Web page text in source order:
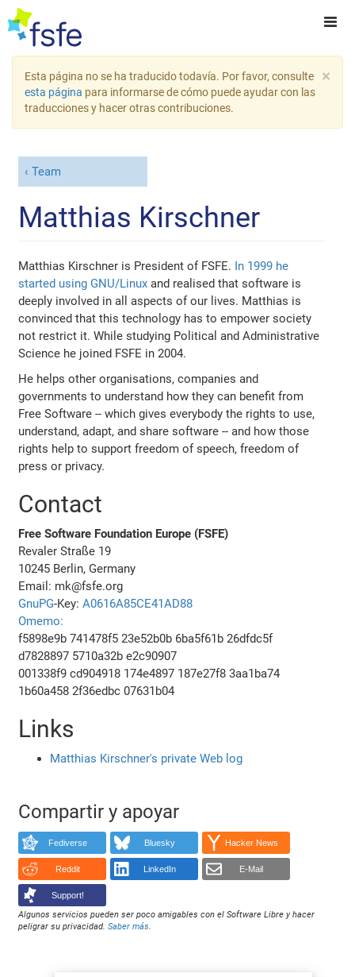
×
Esta página no se ha traducido todavía. Por favor, consulte
esta página para informarse de cómo puede ayudar con las
traducciones y hacer otras contribuciones.
Team
Matthias Kirschner
Matthias Kirschner is President of FSFE. In 1999 he
started using GNU/Linux and realised that software is
deeply involved in all aspects of our lives. Matthias is
convinced that this technology has to empower society
not restrict it. While studying Political and Administrative
Science he joined FSFE in 2004.
He helps other organisations, companies and
governments to understand how they can benefit from
Free Software -- which gives everybody the rights to use,
understand, adapt, and share software -- and how those
rights help to support freedom of speech, freedom of
press or privacy.
Contact
Free Software Foundation Europe (FSFE)
Revaler Straße 19
10245 Berlin, Germany
Email: mk@fsfe.org
GnuPG-Key:A0616A85CE41AD88
Omemo:
f5898e9b 741478f5 23e52b0b 6ba5f61b 26dfdc5f
d7828897 5710a32b e2c90907
001338f9 cd904918 174e4897 187e27f8 3aa1ba74
1b60a458 2f36edbc 07631b04
Links
Matthias Kirschner's private Web log
Compartir y apoyar
Fediverse Bluesky Hacker News
Reddit LinkedIn E-Mail
Support!
Algunos servicios pueden ser poco amigables con el Software Libre y hacer
peligrar su privacidad.Saber más.